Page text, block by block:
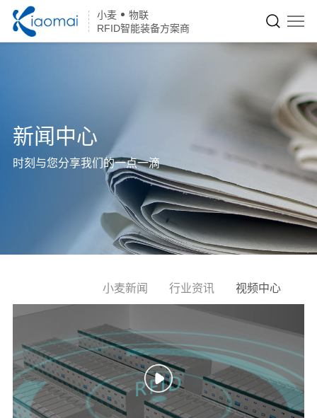
小麦
物联
RFID智能装备方案商
新闻中心
时刻与您分享我们的一点一滴
小麦新闻 行业资讯 视频中心